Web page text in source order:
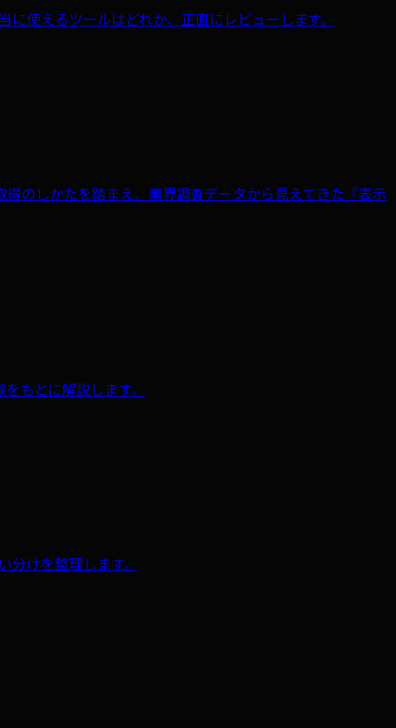
使えるツールはどれか、正直にレビューします。
のしかたを踏まえ、業界調査データから見えてきた『表示
もとに解説します。
けを整理します。